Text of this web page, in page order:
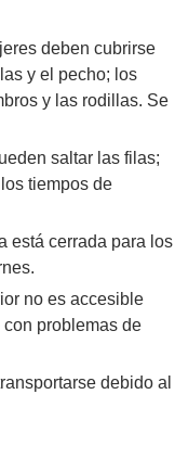
deben cubrirse
y el pecho; los
y las rodillas. Se
saltar las filas;
tiempos de
está cerrada para los
no es accesible
problemas de
debido al